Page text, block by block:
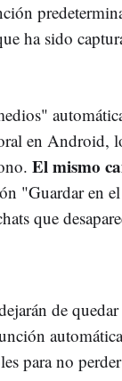
ha sido
en Android,
El mismo
"Guardar en
que
de quedar
para no